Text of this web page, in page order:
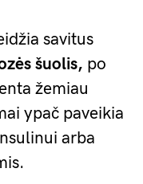
savitus
šuolis, po
žemiau
ypač paveikia
arba